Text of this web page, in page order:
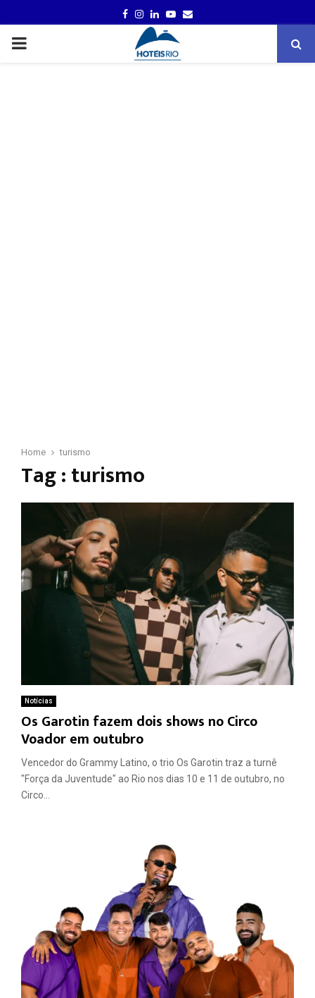
FACEBOOK
INSTAGRAM
LINKEDINYOUTUBE
EMAIL
PRIMARY
Home turismo
Tag : turismo
Notícias
Os Garotin fazem dois shows no Circo
Voador em outubro
Vencedor do Grammy Latino, o trio Os Garotin traz a turnê
"Força da Juventude" ao Rio nos dias 10 e 11 de outubro, no
Circo...